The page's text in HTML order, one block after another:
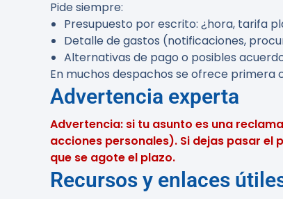
Pide siempre:
Presupuesto por escrito: ¿hora, tarifa
Detalle de gastos (notificaciones,
Alternativas de pago o posibles
En muchos despachos se ofrece
Advertencia experta
Advertencia: si tu asunto es una
acciones personales). Si dejas pasar
que se agote el plazo.
Recursos y enlaces